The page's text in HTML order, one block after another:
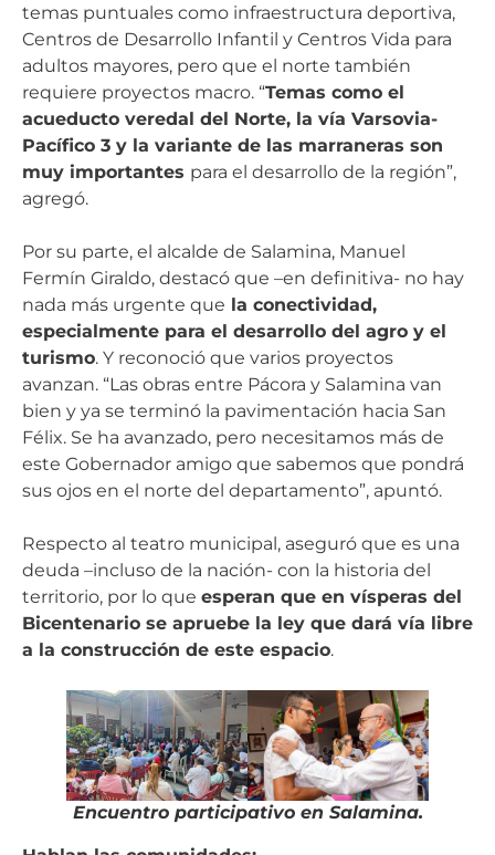
temas puntuales como infraestructura deportiva,
Centros de Desarrollo Infantil y Centros Vida para
adultos mayores, pero que el norte también
requiere proyectos macro. “Temas como el
acueducto veredal del Norte, la vía Varsovia-
Pacífico 3 y la variante de las marraneras son
muy importantes para el desarrollo de la región”,
agregó.
Por su parte, el alcalde de Salamina, Manuel
Fermín Giraldo, destacó que –en definitiva- no hay
nada más urgente que la conectividad,
especialmente para el desarrollo del agro y el
turismo. Y reconoció que varios proyectos
avanzan. “Las obras entre Pácora y Salamina van
bien y ya se terminó la pavimentación hacia San
Félix. Se ha avanzado, pero necesitamos más de
este Gobernador amigo que sabemos que pondrá
sus ojos en el norte del departamento”, apuntó.
Respecto al teatro municipal, aseguró que es una
deuda –incluso de la nación- con la historia del
territorio, por lo que esperan que en vísperas del
Bicentenario se apruebe la ley que dará vía libre
a la construcción de este espacio.
Encuentro participativo en Salamina.